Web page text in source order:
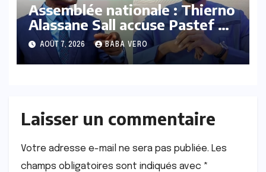
Assemblée nationale : Thierno
Alassane Sall accuse Pastef de
vouloir « étouffer » l’affaire
ASER/AEE Power EPC
AOÛT 7, 2026 BABA VERO
Laisser un commentaire
Votre adresse e-mail ne sera pas publiée. Les
champs obligatoires sont indiqués avec *